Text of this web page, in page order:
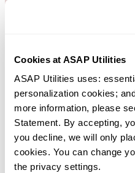
Cookies at ASAP Utilities
ASAP Utilities uses:
personalization cookies;
more information, please
Statement. By accepting,
you decline, we will only
cookies. You can change
the privacy settings.
Strumenti pratici che molti